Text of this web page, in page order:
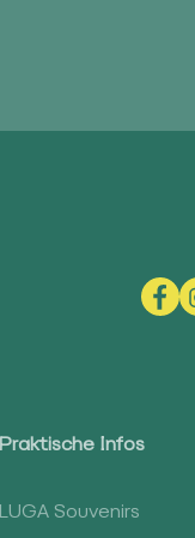
Praktische Infos
LUGA Souvenirs